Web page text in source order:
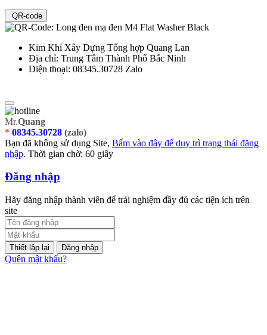
QR-code
Kim Khí Xây Dựng Tổng hợp Quang Lan
Địa chỉ: Trung Tâm Thành Phố Bắc Ninh
Điện thoại: 08345.30728 Zalo
Mr.Quang
* 08345.30728 (zalo)
Bạn đã không sử dụng Site, Bấm vào đây để duy trì trạng thái đăng
nhập. Thời gian chờ: 60 giây
Đăng nhập
Hãy đăng nhập thành viên để trải nghiệm đầy đủ các tiện ích trên
site
Đăng nhập
Quên mật khẩu?